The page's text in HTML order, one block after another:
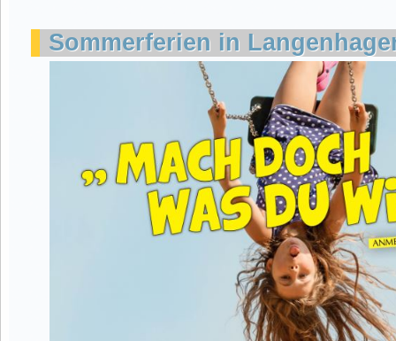
Sommerferien in